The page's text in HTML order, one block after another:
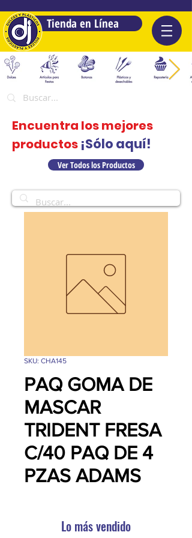
Tienda en Línea
Encuentra los mejores
productos ¡Sólo aquí!
Ver Todos los Productos
SKU: CHA145
PAQ GOMA DE
MASCAR
TRIDENT FRESA
C/40 PAQ DE 4
PZAS ADAMS
Lo más vendido